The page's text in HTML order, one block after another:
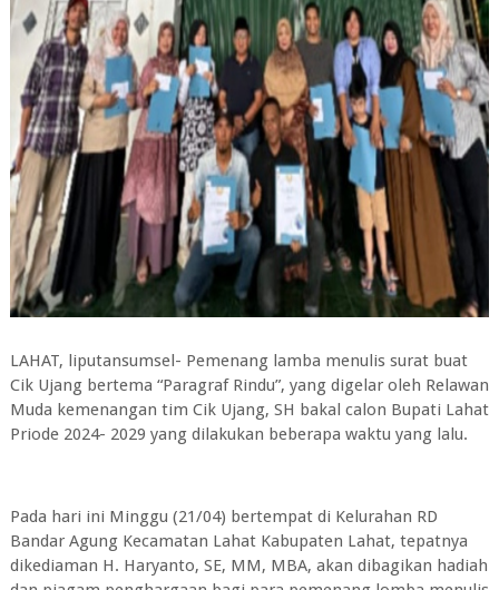
LAHAT, liputansumsel- Pemenang lamba menulis surat buat
Cik Ujang bertema “Paragraf Rindu”, yang digelar oleh Relawan
Muda kemenangan tim Cik Ujang, SH bakal calon Bupati Lahat
Priode 2024- 2029 yang dilakukan beberapa waktu yang lalu.
Pada hari ini Minggu (21/04) bertempat di Kelurahan RD
Bandar Agung Kecamatan Lahat Kabupaten Lahat, tepatnya
dikediaman H. Haryanto, SE, MM, MBA, akan dibagikan hadiah